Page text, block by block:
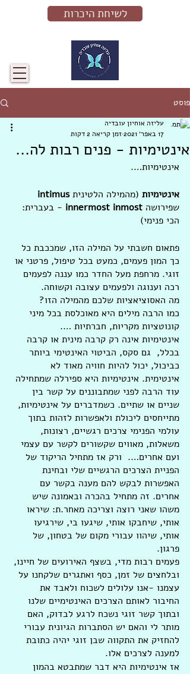
לשיחת היכרות
פוסט
אינטימיות - פנים רבות לה...
עליזה אוחיון עובדיה
17 באפר׳ 2021
זמן קריאה 2 דקות
אינטימיות….
אינטימיות (מהמילה הלטינית intimus
שפירושה innermost inmost - בעברית:
הכי פנימי)
פתאום חשבתי על המילה הזו, שמככבת כל
כך המון פעמים, כמעט בכל טיפול, פרטני או
זוגי. מרחפת מעל החדר כמו עננה לפעמים
רכה וענוגה ולפעמים עצובה וקשוחה.
מה האסוציאציות שלכם מהמילה הזו?
כמו הרבה מילים היא מאוכלסת בכל מיני
קונוטציות מקריות, חברתיות ….
אינטימיות אינה רק קרבה מינית או קרבה
בכלל,  גם סקס, הביטוי האינטימי ביותר
כביכול, יכול להיות חוויה מאוד לא
אינטימית. אינטימיות היא ספירלה שמתחילה
עוד הרבה לפני שמתבוננים על קשר בין
שניים או שתיים. כשמדברים על אינטימיות,
מתייחסים ליכולת ולאפשרות לזהות בתוך
עולמי הפנימי צרכים רגשיים, רצונות,
משאלות, מאווים שקשורים לקשר עם עצמי
ועם אחרים….  ורק אז מתחיל הריקוד של
הפניית הצרכים הרגשיים שלי ובחינת
האפשרות לבקש להם מענה בקשר עם
אחרים. זה מתחיל בהכרה ובאמונה שיש
משהו שאני רוצה וצריכה מאחר.ת: שיראו
אותי, שיחבקו אותי, שיגעו בי, שירגיעו
אותי, שיהוו עבורי מקום של בטחון, של
פרגון.
פעמים רבות מדי, בשצף האירועים של חיינו,
ובלחצים של זמן, כסף ואתגרים שלקחנו על
עצמנו -אנו עלולים לשכוח ולאבד את
החיבור לאותם הצרכים האינטימיים שלנו
ובתוך קשר זוגי נשכח לרגע לבדוק, האם
מותר לי והאם יש הסתברות הגיונית עבורי
להחזיק את התקווה שבן זוגי יהיה כתובת
למענה לצרכים אלו.
אז אינטימיות היא דבר שמתבטא בהמון